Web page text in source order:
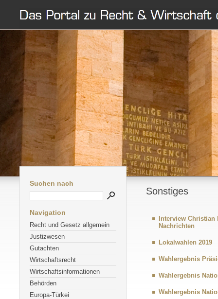
Suchen nach
Navigation
Recht und Gesetz allgemein
Justizwesen
Gutachten
Wirtschaftsrecht
Wirtschaftsinformationen
Behörden
Europa-Türkei
Sonstiges
Interview Christian
Nachrichten
Lokalwahlen 2019
Wahlergebnis
Wahlergebnis
Wahlergebnis